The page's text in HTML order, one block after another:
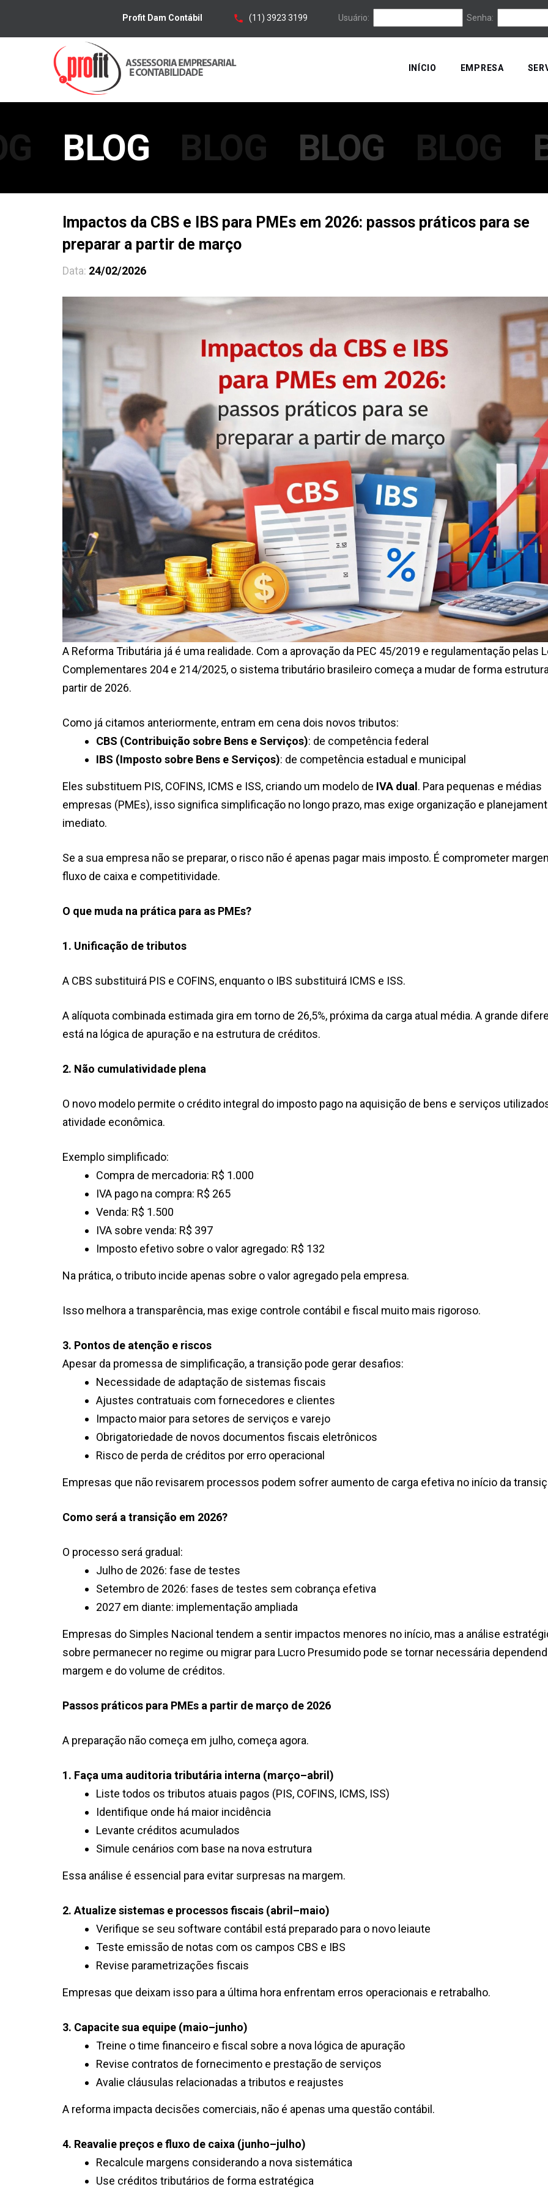
Profit Dam Contábil (11) 3923 3199 Usuário: Senha:
INÍCIO EMPRESA
BLOG BLOG BLOG BLOG
Impactos da CBS e IBS para PMEs em 2026: passos práticos para se
preparar a partir de março
Data: 24/02/2026
A Reforma Tributária já é uma realidade. Com a aprovação da PEC 45/2019 e regulamentação pelas
Complementares 204 e 214/2025, o sistema tributário brasileiro começa a mudar de forma
partir de 2026.
Como já citamos anteriormente, entram em cena dois novos tributos:
CBS (Contribuição sobre Bens e Serviços): de competência federal
IBS (Imposto sobre Bens e Serviços): de competência estadual e municipal
Eles substituem PIS, COFINS, ICMS e ISS, criando um modelo de IVA dual . Para pequenas e médias
empresas (PMEs), isso significa simplificação no longo prazo, mas exige organização e
imediato.
Se a sua empresa não se preparar, o risco não é apenas pagar mais imposto. É comprometer
fluxo de caixa e competitividade.
O que muda na prática para as PMEs?
1. Unificação de tributos
A CBS substituirá PIS e COFINS, enquanto o IBS substituirá ICMS e ISS.
A alíquota combinada estimada gira em torno de 26,5%, próxima da carga atual média. A grande
está na lógica de apuração e na estrutura de créditos.
2. Não cumulatividade plena
O novo modelo permite o crédito integral do imposto pago na aquisição de bens e serviços
atividade econômica.
Exemplo simplificado:
Compra de mercadoria: R$ 1.000
IVA pago na compra: R$ 265
Venda: R$ 1.500
IVA sobre venda: R$ 397
Imposto efetivo sobre o valor agregado: R$ 132
Na prática, o tributo incide apenas sobre o valor agregado pela empresa.
Isso melhora a transparência, mas exige controle contábil e fiscal muito mais rigoroso.
3. Pontos de atenção e riscos
Apesar da promessa de simplificação, a transição pode gerar desafios:
Necessidade de adaptação de sistemas fiscais
Ajustes contratuais com fornecedores e clientes
Impacto maior para setores de serviços e varejo
Obrigatoriedade de novos documentos fiscais eletrônicos
Risco de perda de créditos por erro operacional
Empresas que não revisarem processos podem sofrer aumento de carga efetiva no início da
Como será a transição em 2026?
O processo será gradual:
Julho de 2026: fase de testes
Setembro de 2026: fases de testes sem cobrança efetiva
2027 em diante: implementação ampliada
Empresas do Simples Nacional tendem a sentir impactos menores no início, mas a análise
sobre permanecer no regime ou migrar para Lucro Presumido pode se tornar necessária
margem e do volume de créditos.
Passos práticos para PMEs a partir de março de 2026
A preparação não começa em julho, começa agora.
1. Faça uma auditoria tributária interna (março–abril)
Liste todos os tributos atuais pagos (PIS, COFINS, ICMS, ISS)
Identifique onde há maior incidência
Levante créditos acumulados
Simule cenários com base na nova estrutura
Essa análise é essencial para evitar surpresas na margem.
2. Atualize sistemas e processos fiscais (abril–maio)
Verifique se seu software contábil está preparado para o novo leiaute
Teste emissão de notas com os campos CBS e IBS
Revise parametrizações fiscais
Empresas que deixam isso para a última hora enfrentam erros operacionais e retrabalho.
3. Capacite sua equipe (maio–junho)
Treine o time financeiro e fiscal sobre a nova lógica de apuração
Revise contratos de fornecimento e prestação de serviços
Avalie cláusulas relacionadas a tributos e reajustes
A reforma impacta decisões comerciais, não é apenas uma questão contábil.
4. Reavalie preços e fluxo de caixa (junho–julho)
Recalcule margens considerando a nova sistemática
Use créditos tributários de forma estratégica